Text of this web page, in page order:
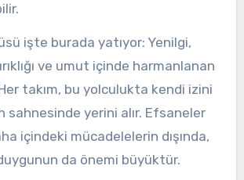
işte burada yatıyor: Yenilgi,
ve umut içinde harmanlanan
takım, bu yolculukta kendi izini
sahnesinde yerini alır. Efsaneler
içindeki mücadelelerin dışında,
da önemi büyüktür.